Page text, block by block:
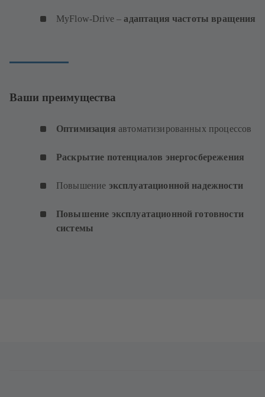
MyFlow-Drive –адаптация частоты вращения
Ваши преимущества
Оптимизация автоматизированных процессов
Раскрытие потенциалов энергосбережения
Повышение эксплуатационной надежности
Повышение эксплуатационной готовности
системы